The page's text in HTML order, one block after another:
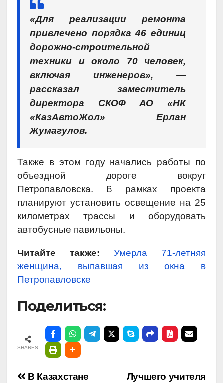
«Для реализации ремонта
привлечено порядка 46 единиц
дорожно-строительной
техники и около 70 человек,
включая инженеров», —
рассказал заместитель
директора СКОФ АО «НК
«КазАвтоЖол» Ерлан
Жумагулов.
Также в этом году начались работы по
объездной дороге вокруг
Петропавловска. В рамках проекта
планируют установить освещение на 25
километрах трассы и оборудовать
автобусные павильоны.
Читайте также: Умерла 71-летняя
женщина, выпавшая из окна в
Петропавловске
Поделиться:
SHARES
Лучшего учителя
В Казахстане